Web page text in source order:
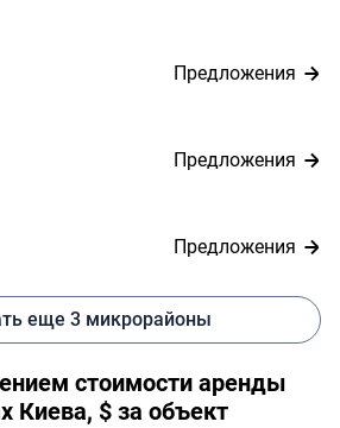
Предложения
Предложения
Предложения
Показать еще 3 микрорайоны
стоимости аренды
Киева, $ за объект